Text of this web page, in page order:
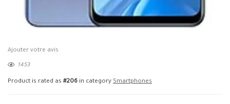
Ajouter votre avis
1453
Product is rated as #206 in category Smartphones